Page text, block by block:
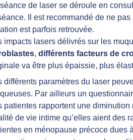
séance de laser se déroule en
Il est recommandé de ne pas
est parfois retrouvée.
impacts lasers délivrés sur les
, différents facteurs de
va être plus épaissie, plus
différents paramètres du laser
Par ailleurs un
patientes rapportent une
de vie intime qu’elles aient des
en ménopause précoce dues